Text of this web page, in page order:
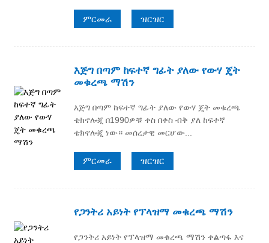
ምርመራ ዝርዝር
እጅግ በጣም ከፍተኛ ግፊት ያለው የውሃ ጄት
መቁረጫ ማሽን
እጅግ በጣም ከፍተኛ ግፊት ያለው የውሃ ጄት መቁረጫ
ቴክኖሎጂ በ1990ዎቹ ቀስ በቀስ ብቅ ያለ ከፍተኛ
ቴክኖሎጂ ነው። መሰረታዊ መርሆው...
ምርመራ ዝርዝር
የጋንትሪ አይነት የፕላዝማ መቁረጫ ማሽን
የጋንትሪ አይነት የፕላዝማ መቁረጫ ማሽን ቀልጣፋ እና